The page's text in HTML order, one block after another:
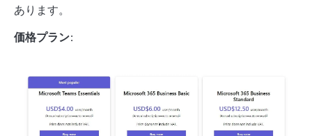
あります。
価格プラン: